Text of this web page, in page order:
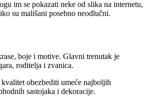
im se pokazati neke od slika na internetu,
su mališani posebno neodlučni.
boje i motive. Glavni trenutak je
roditelja i zvanica.
obezbediti umeće najboljih
sastojaka i dekoracije.